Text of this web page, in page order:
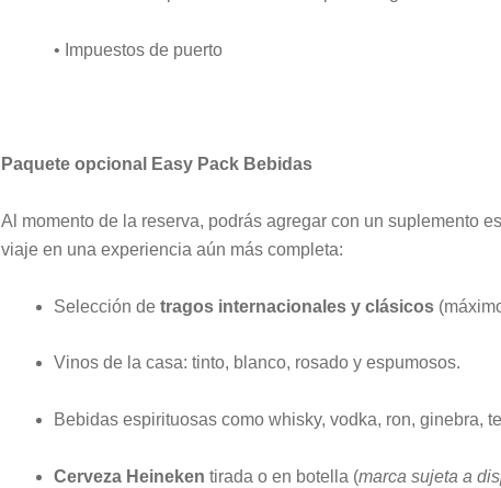
• Impuestos de puerto
Paquete opcional Easy Pack Bebidas
Al momento de la reserva, podrás agregar con un suplemento
viaje en una experiencia aún más completa:
Selección de tragos internacionales y clásicos
Vinos de la casa: tinto, blanco, rosado y espumosos.
Bebidas espirituosas como whisky, vodka, ron, ginebra,
Cerveza Heineken tirada o en botella (marca sujeta a